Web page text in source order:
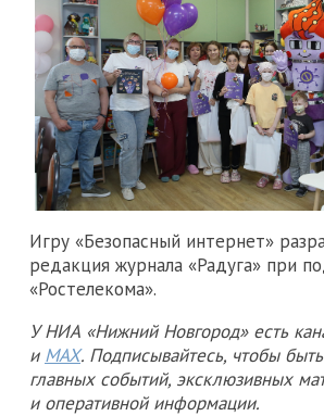
Игру «Безопасный интернет»
редакция журнала «Радуга» при
«Ростелекома».
У НИА «Нижний Новгород» есть
и MAX. Подписывайтесь, чтобы
главных событий, эксклюзивных
и оперативной информации.